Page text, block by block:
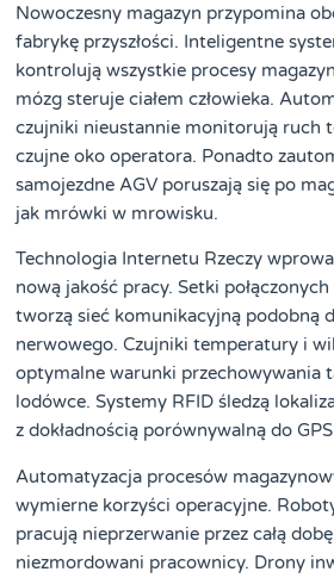
Nowoczesny magazyn przypomina
fabrykę przyszłości. Inteligentne
kontrolują wszystkie procesy
mózg steruje ciałem człowieka.
czujniki nieustannie monitorują ruch
czujne oko operatora. Ponadto
samojezdne AGV poruszają się po
jak mrówki w mrowisku.
Technologia Internetu Rzeczy
nową jakość pracy. Setki połączonych
tworzą sieć komunikacyjną podobną
nerwowego. Czujniki temperatury i
optymalne warunki przechowywania
lodówce. Systemy RFID śledzą
z dokładnością porównywalną do
Automatyzacja procesów
wymierne korzyści operacyjne.
pracują nieprzerwanie przez całą
niezmordowani pracownicy. Drony